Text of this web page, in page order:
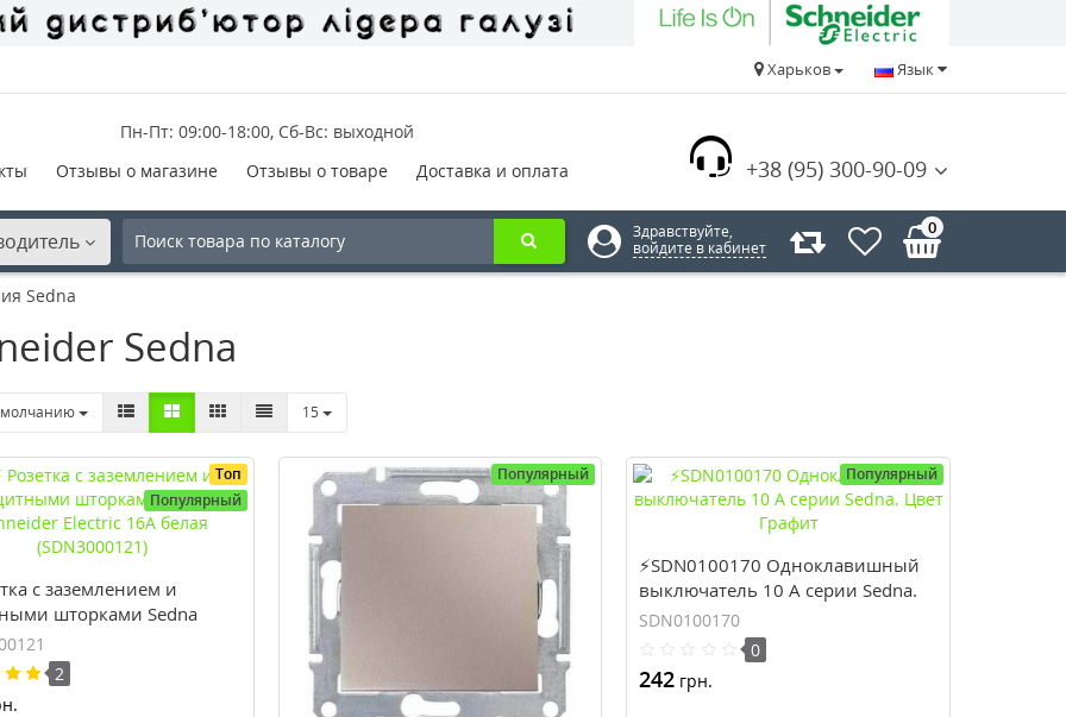
Язык
Харьков
+38 (95) 300-90-09
Пн-Пт: 09:00-18:00, Сб-Вс: выходной
Отзывы о магазине Отзывы о товаре Доставка и оплата
Здравствуйте,
войдите в кабинет
0
Sedna
Sedna
15
Топ
Популярный
с заземлением и
шторками Sedna
Electric 16А белая
2
Популярный Популярный
⚡SDN0100170 Одноклавишный
выключатель 10 A серии Sedna.
Цвет Графит
SDN0100170
0
242 грн.